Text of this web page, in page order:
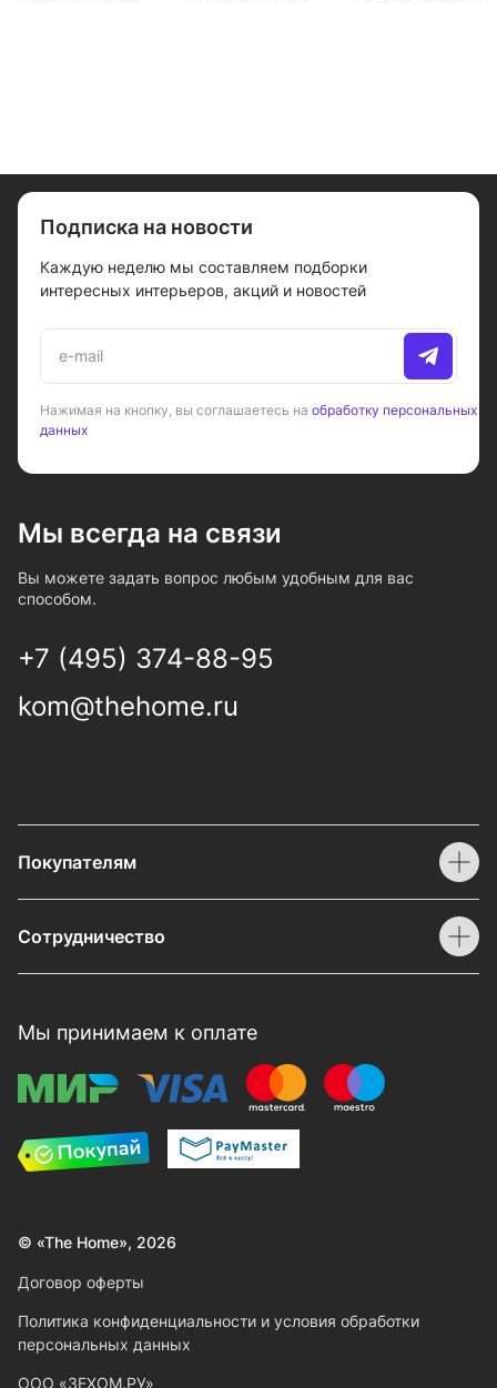
Подписка на новости
Каждую неделю мы составляем подборки
интересных интерьеров, акций и новостей
Нажимая на кнопку, вы соглашаетесь на обработку персональных
данных
Мы всегда на связи
Вы можете задать вопрос любым удобным для вас
способом.
+7 (495) 374-88-95
kom@thehome.ru
Покупателям
Сотрудничество
Мы принимаем к оплате
© «The Home», 2026
Договор оферты
Политика конфиденциальности и условия обработки
персональных данных
ООО «ЗЕХОМ.РУ»